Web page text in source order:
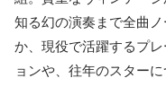
知る幻の演奏まで全曲
か、現役で活躍するプ
ョンや、往年のスター